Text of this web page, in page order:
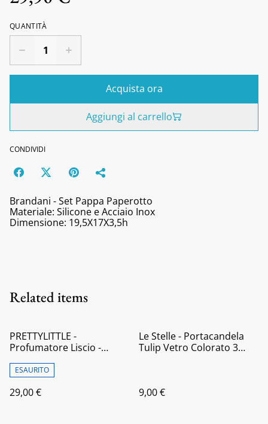
QUANTITÀ
Acquista ora
Aggiungi al carrello
CONDIVIDI
Brandani - Set Pappa Paperotto
Materiale: Silicone e Acciaio Inox
Dimensione: 19,5X17X3,5h
Related items
PRETTYLITTLE -
Profumatore Liscio -
150ML
ESAURITO
29,00 €
Le Stelle - Portacandela
Tulip Vetro Colorato 3
9,00 €